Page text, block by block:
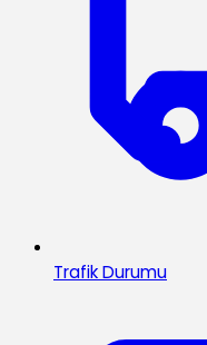
Trafik Durumu